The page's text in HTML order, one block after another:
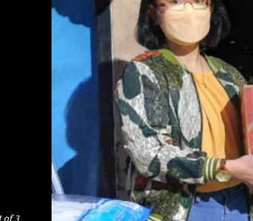
of 3